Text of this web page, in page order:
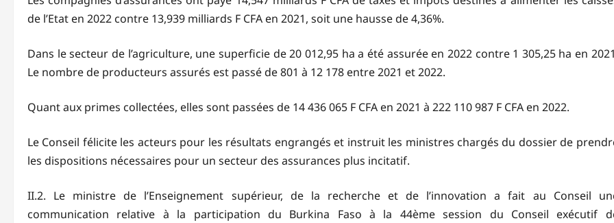
de l’Etat en 2022 contre 13,939 milliards F CFA en 2021, soit une hausse de 4,36%.
Dans le secteur de l’agriculture, une superficie de 20 012,95 ha a été assurée en 2022 contre 1 305,25 ha en
Le nombre de producteurs assurés est passé de 801 à 12 178 entre 2021 et 2022.
Quant aux primes collectées, elles sont passées de 14 436 065 F CFA en 2021 à 222 110 987 F CFA en 2022.
Le Conseil félicite les acteurs pour les résultats engrangés et instruit les ministres chargés du dossier de
les dispositions nécessaires pour un secteur des assurances plus incitatif.
II.2. Le ministre de l’Enseignement supérieur, de la recherche et de l’innovation a fait au Conseil
communication relative à la participation du Burkina Faso à la 44ème session du Conseil exécutif